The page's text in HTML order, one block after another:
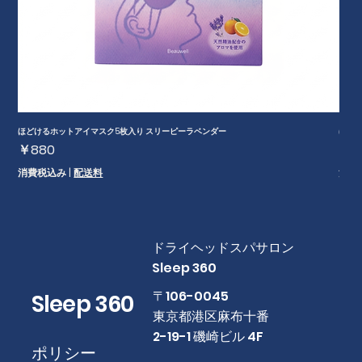
ほどけるホットアイマスク5枚入り スリーピーラベンダー
価格
￥880
消費税込み |配送料
ほど
消費
Sleep 360
ポリシー
​ドライヘッドスパサロン
Sleep 360
​〒106-0045
東京都港区麻布十番
2-19-1 磯崎ビル 4F